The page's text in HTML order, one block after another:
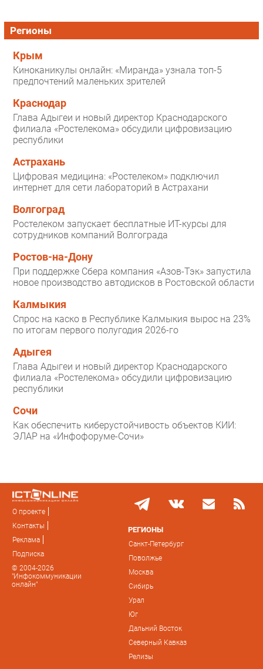
Регионы
Крым
Киноканикулы онлайн: «Миранда» узнала топ-5
предпочтений маленьких зрителей
Краснодар
Глава Адыгеи и новый директор Краснодарского
филиала «Ростелекома» обсудили цифровизацию
республики
Астрахань
Цифровая медицина: «Ростелеком» подключил
интернет для сети лабораторий в Астрахани
Волгоград
Ростелеком запускает бесплатные ИТ-курсы для
сотрудников компаний Волгограда
Ростов-на-Дону
При поддержке Сбера компания «Азов-Тэк» запустила
новое производство автодисков в Ростовской области
Калмыкия
Спрос на каско в Республике Калмыкия вырос на 23%
по итогам первого полугодия 2026-го
Адыгея
Глава Адыгеи и новый директор Краснодарского
филиала «Ростелекома» обсудили цифровизацию
республики
Сочи
Как обеспечить киберустойчивость объектов КИИ:
ЭЛАР на «Инфофоруме-Сочи»
О проекте
Контакты
Реклама
Подписка
© 2004-2026
"Инфокоммуникации
онлайн"
РЕГИОНЫ
Санкт-Петербург
Поволжье
Москва
Сибирь
Урал
Юг
Дальний Восток
Северный Кавказ
Релизы